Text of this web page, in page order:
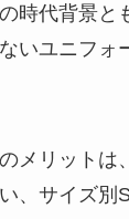
時代背景と
いユニフォ
メリットは
、サイズ別